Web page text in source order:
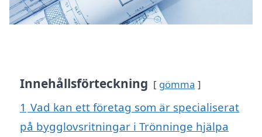
Innehållsförteckning gömma
1 Vad kan ett företag som är specialiserat
på bygglovsritningar i Trönninge hjälpa